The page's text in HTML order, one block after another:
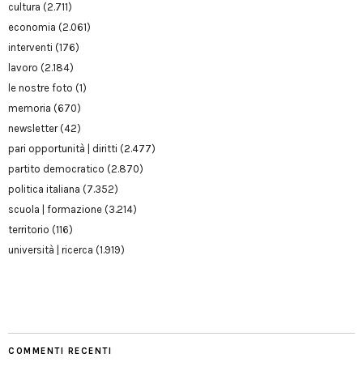
cultura (2.711)
economia (2.061)
interventi (176)
lavoro (2.184)
le nostre foto (1)
memoria (670)
newsletter(42)
pari opportunità | diritti (2.477)
partito democratico (2.870)
politica italiana (7.352)
scuola | formazione (3.214)
territorio (116)
università | ricerca (1.919)
COMMENTI RECENTI